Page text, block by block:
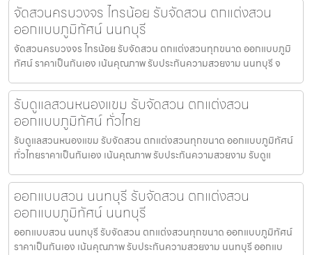
จัดสวนครบวงจร ไทรน้อย รับจัดสวน ตกแต่งสวน
ออกแบบภูมิทัศน์ นนทบุรี
จัดสวนครบวงจร ไทรน้อย รับจัดสวน ตกแต่งสวนทุกขนาด ออกแบบภูมิ
ทัศน์ ราคาเป็นกันเอง เน้นคุณภาพ รับประกันความสวยงาม นนทบุรี จ
รับดูแลสวนหนองแขม รับจัดสวน ตกแต่งสวน
ออกแบบภูมิทัศน์ ทั่วไทย
รับดูแลสวนหนองแขม รับจัดสวน ตกแต่งสวนทุกขนาด ออกแบบภูมิทัศน์
ทั่วไทยราคาเป็นกันเอง เน้นคุณภาพ รับประกันความสวยงาม รับดูแ
ออกแบบสวน นนทบุรี รับจัดสวน ตกแต่งสวน
ออกแบบภูมิทัศน์ นนทบุรี
ออกแบบสวน นนทบุรี รับจัดสวน ตกแต่งสวนทุกขนาด ออกแบบภูมิทัศน์
ราคาเป็นกันเอง เน้นคุณภาพ รับประกันความสวยงาม นนทบุรี ออกแบ